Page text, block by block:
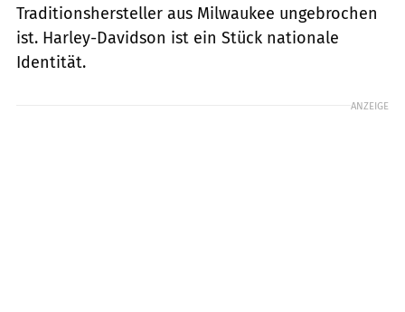
Traditionshersteller aus Milwaukee ungebrochen
ist. Harley-Davidson ist ein Stück nationale
Identität.
ANZEIGE